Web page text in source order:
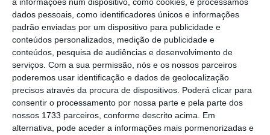
a informações num dispositivo, como cookies, e processamos
dados pessoais, como identificadores únicos e informações
padrão enviadas por um dispositivo para publicidade e
conteúdos personalizados, medição de publicidade e
conteúdos, pesquisa de audiências e desenvolvimento de
serviços. Com a sua permissão, nós e os nossos parceiros
poderemos usar identificação e dados de geolocalização
precisos através da procura de dispositivos. Poderá clicar para
consentir o processamento por nossa parte e pela parte dos
nossos 1733 parceiros, conforme descrito acima. Em
alternativa, pode aceder a informações mais pormenorizadas e
Assine o ECO Premium
No momento em que a informação é
mais importante do que nunca, apoie
o jornalismo independente e rigoroso.